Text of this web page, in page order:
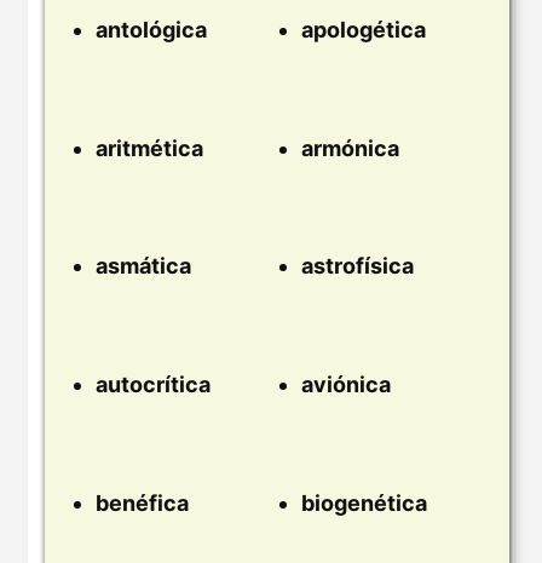
antológica apologética
aritmética armónica
asmática astrofísica
autocrítica aviónica
benéfica biogenética